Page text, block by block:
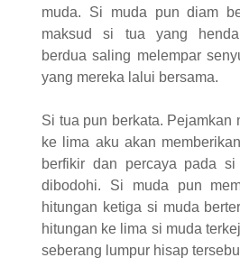
muda. Si muda pun diam
maksud si tua yang
berdua saling melempar
yang mereka lalui bersama.
Si tua pun berkata. Pejamkan
ke lima aku akan
berfikir dan percaya pada
dibodohi. Si muda pun
hitungan ketiga si muda
hitungan ke lima si muda
seberang lumpur hisap